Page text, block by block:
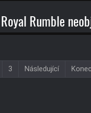
Rumble
3 Následující Konec